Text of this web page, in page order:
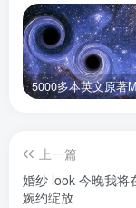
上一篇
婚纱 look 今晚我将
婉约绽放